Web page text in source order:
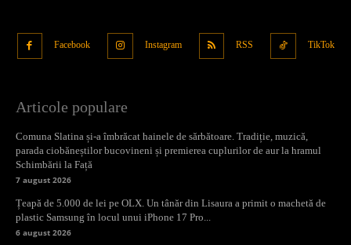
Facebook Instagram RSS TikTok
Articole populare
Comuna Slatina și-a îmbrăcat hainele de sărbătoare. Tradiție, muzică,
parada ciobăneștilor bucovineni și premierea cuplurilor de aur la hramul
Schimbării la Față
7 august 2026
Țeapă de 5.000 de lei pe OLX. Un tânăr din Lisaura a primit o machetă de
plastic Samsung în locul unui iPhone 17 Pro...
6 august 2026